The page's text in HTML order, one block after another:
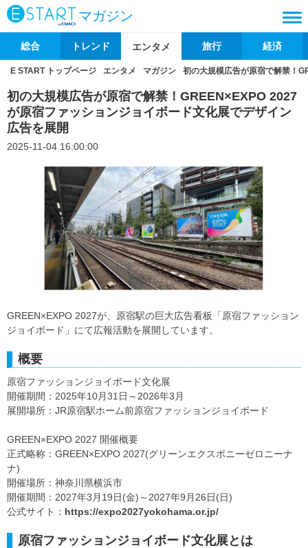
マガジン
総合 トレンド エンタメ 旅行 経済
E START トップページ エンタメ マガジン 初の大規模広告が原宿で解禁！
初の大規模広告が原宿で解禁！GREEN×EXPO 2027
が原宿ファッションジョイボード文化展でデザイン
広告を展開
2025-11-04 16:00:00
GREEN×EXPO 2027が、原宿駅の巨大広告看板「原宿ファッション
ジョイボード」にて広報活動を展開しています。
概要
原宿ファッションジョイボード文化展
開催期間：2025年10月31日～2026年3月
展開場所：JR原宿駅ホーム前原宿ファッションジョイボード
GREEN×EXPO 2027 開催概要
正式略称：GREEN×EXPO 2027(グリーンエクスポニーゼロニーナ
ナ)
開催場所：神奈川県横浜市
開催期間：2027年3月19日(金)～2027年9月26日(日)
公式サイト： https://expo2027yokohama.or.jp/
原宿ファッションジョイボード文化展とは